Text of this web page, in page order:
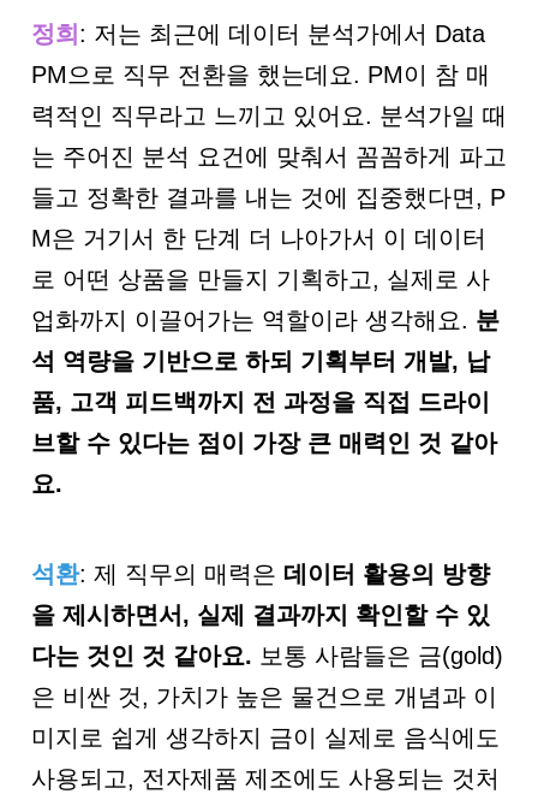
정희: 저는 최근에 데이터 분석가에서 Data
PM으로 직무 전환을 했는데요. PM이 참 매
력적인 직무라고 느끼고 있어요. 분석가일 때
는 주어진 분석 요건에 맞춰서 꼼꼼하게 파고
들고 정확한 결과를 내는 것에 집중했다면, P
M은 거기서 한 단계 더 나아가서 이 데이터
로 어떤 상품을 만들지 기획하고, 실제로 사
업화까지 이끌어가는 역할이라 생각해요. 분
석 역량을 기반으로 하되 기획부터 개발, 납
품, 고객 피드백까지 전 과정을 직접 드라이
브할 수 있다는 점이 가장 큰 매력인 것 같아
요.
석환: 제 직무의 매력은 데이터 활용의 방향
을 제시하면서, 실제 결과까지 확인할 수 있
다는 것인 것 같아요. 보통 사람들은 금(gold)
은 비싼 것, 가치가 높은 물건으로 개념과 이
미지로 쉽게 생각하지 금이 실제로 음식에도
사용되고, 전자제품 제조에도 사용되는 것처